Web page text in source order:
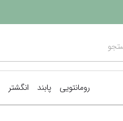
رومانتویی پابند انگشتر